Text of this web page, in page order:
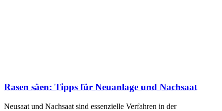
Rasen säen: Tipps für Neuanlage und Nachsaat
Neusaat und Nachsaat sind essenzielle Verfahren in der